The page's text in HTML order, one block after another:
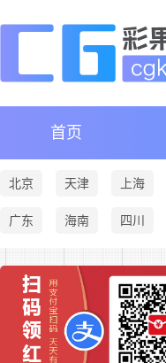
首页
北京 天津 上海
广东 海南 四川